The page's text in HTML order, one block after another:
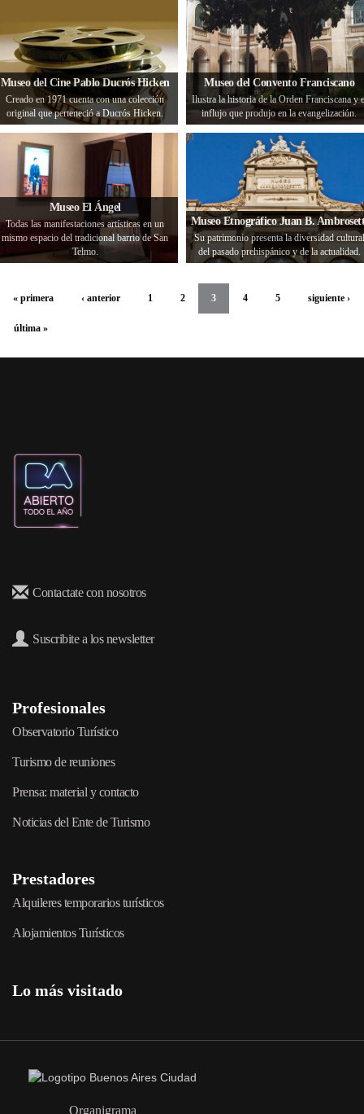
Museo del Cine Pablo Ducrós Hicken
Creado en 1971 cuenta con una colección
original que perteneció a Ducrós Hicken.
Museo del Convento Franciscano
Ilustra la historia de la Orden Franciscana y
influjo que produjo en la evangelización.
Museo El Ángel
Todas las manifestaciones artísticas en un
mismo espacio del tradicional barrio de San
Telmo.
Museo Etnográfico Juan B.
Su patrimonio presenta la diversidad cultural
del pasado prehispánico y de la actualidad.
« primera ‹ anterior 1 2 3 4 5 siguiente ›
última »
Contactate con nosotros
Suscribite a los newsletter
Profesionales
Observatorio Turístico
Turismo de reuniones
Prensa: material y contacto
Noticias del Ente de Turismo
Prestadores
Alquileres temporarios turísticos
Alojamientos Turísticos
Lo más visitado
Organigrama